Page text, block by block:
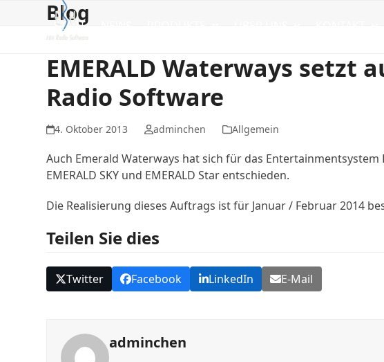
START
Blog
EMERALD Waterways setzt
Radio Software
4. Oktober 2013 adminchen Allgemein
Auch Emerald Waterways hat sich für das
EMERALD SKY und EMERALD Star entschieden.
Die Realisierung dieses Auftrags ist für Januar / Februar 2014
Teilen Sie dies
Twitter Facebook LinkedIn E-Mail
adminchen